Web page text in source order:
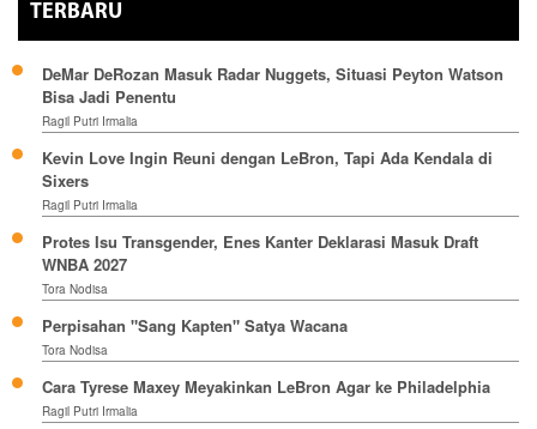
TERBARU
DeMar DeRozan Masuk Radar Nuggets, Situasi Peyton Watson
Bisa Jadi Penentu
Ragil Putri Irmalia
Kevin Love Ingin Reuni dengan LeBron, Tapi Ada Kendala di
Sixers
Ragil Putri Irmalia
Protes Isu Transgender, Enes Kanter Deklarasi Masuk Draft
WNBA 2027
Tora Nodisa
Perpisahan "Sang Kapten" Satya Wacana
Tora Nodisa
Cara Tyrese Maxey Meyakinkan LeBron Agar ke Philadelphia
Ragil Putri Irmalia